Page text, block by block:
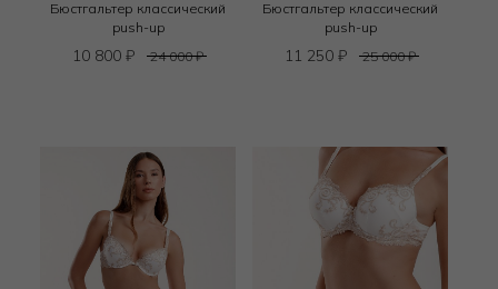
Бюстгальтер классический
push-up
10 800 ₽ 24 000₽
Бюстгальтер классический
push-up
11 250 ₽ 25 000₽